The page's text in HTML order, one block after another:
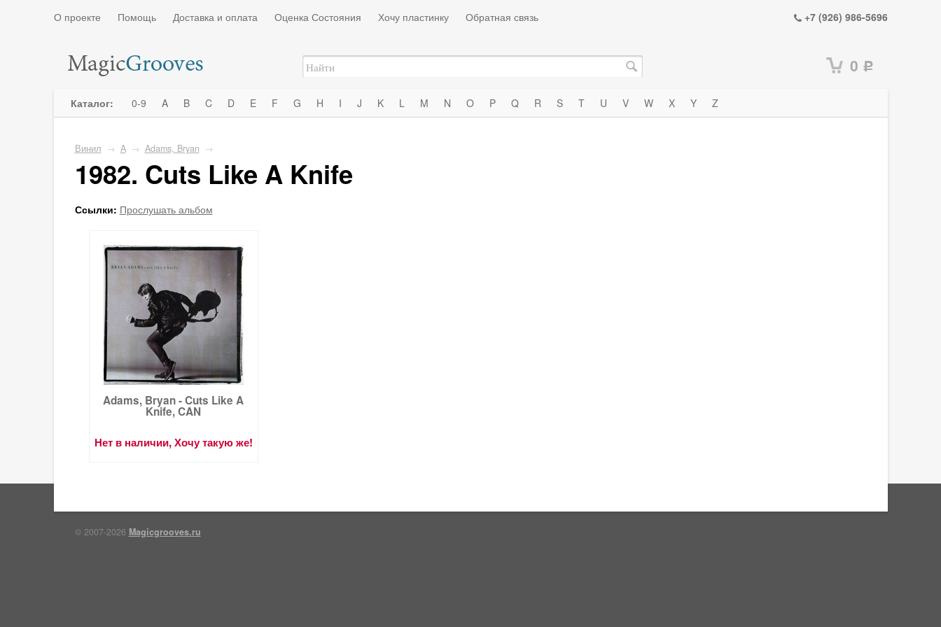
О проекте Помощь Доставка и оплата Оценка Состояния Хочу пластинку Обратная связь +7 (926) 986-5696
0 Р
Каталог: 0-9 A B C D E F G H I J K L M N O P Q R S T U V W X Y Z
Винил → A → Adams, Bryan →
1982. Cuts Like A Knife
Ссылки: Прослушать альбом
Adams, Bryan - Cuts Like A
Knife, CAN
Нет в наличии, Хочу такую же!
© 2007-2026 Magicgrooves.ru